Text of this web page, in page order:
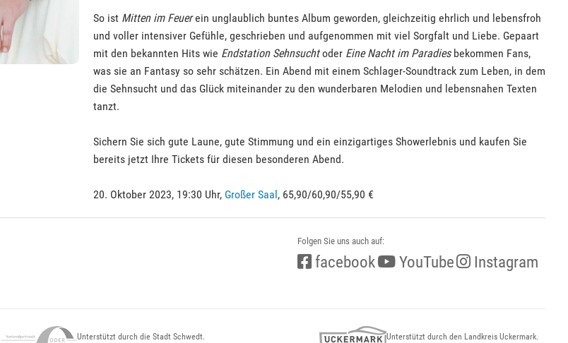
So ist Mitten im Feuerein unglaublich buntes Album geworden, gleichzeitig ehrlich und lebensfroh
und voller intensiver Gefühle, geschrieben und aufgenommen mit viel Sorgfalt und Liebe. Gepaart
mit den bekannten Hits wie Endstation Sehnsuchtoder Eine Nacht im Paradiesbekommen Fans,
was sie an Fantasy so sehr schätzen. Ein Abend mit einem Schlager-Soundtrack zum Leben, in dem
die Sehnsucht und das Glück miteinander zu den wunderbaren Melodien und lebensnahen Texten
tanzt.
Sichern Sie sich gute Laune, gute Stimmung und ein einzigartiges Showerlebnis und kaufen Sie
bereits jetzt Ihre Tickets für diesen besonderen Abend.
20. Oktober 2023, 19:30 Uhr, Großer Saal, 65,90/60,90/55,90 €
Folgen Sie uns auch auf:
facebook YouTube Instagram
Unterstützt durch die Stadt Schwedt. Unterstützt durch den Landkreis Uckermark.